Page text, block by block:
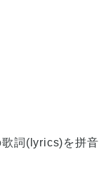
詞 (lyrics)を拼音